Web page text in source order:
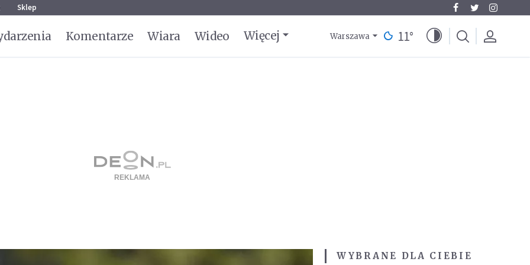
Sklep
Komentarze Wiara Wideo Więcej Warszawa 11°
WYBRANE DLA CIEBIE